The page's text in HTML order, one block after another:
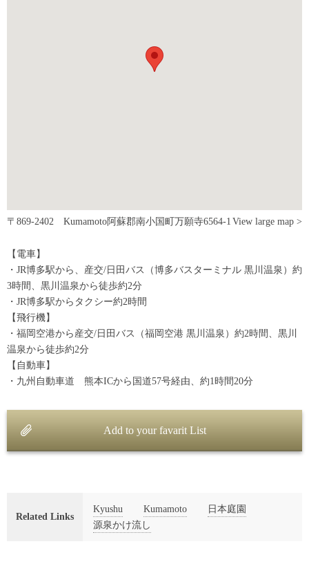
View large map >
〒869-2402 Kumamoto阿蘇郡南小国町万願寺6564-1
【電車】
・JR博多駅から、産交/日田バス（博多バスターミナル 黒川温泉）約
3時間、黒川温泉から徒歩約2分
・JR博多駅からタクシー約2時間
【飛行機】
・福岡空港から産交/日田バス（福岡空港 黒川温泉）約2時間、黒川
温泉から徒歩約2分
【自動車】
・九州自動車道 熊本ICから国道57号経由、約1時間20分
Add to your favarit List
Related Links
Kyushu Kumamoto
日本庭園
源泉かけ流し